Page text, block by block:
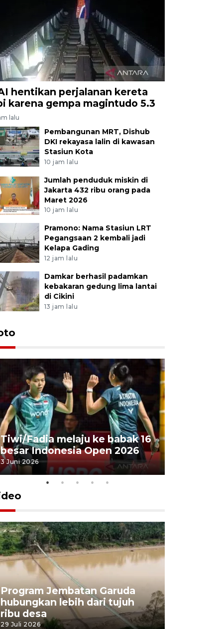
hentikan perjalanan kereta
karena gempa magintudo 5.3
lalu
Pembangunan MRT, Dishub
DKI rekayasa lalin di kawasan
Stasiun Kota
10 jam lalu
Jumlah penduduk miskin di
Jakarta 432 ribu orang pada
Maret 2026
10 jam lalu
Pramono: Nama Stasiun LRT
Pegangsaan 2 kembali jadi
Kelapa Gading
12 jam lalu
Damkar berhasil padamkan
kebakaran gedung lima lantai
di Cikini
13 jam lalu
Tiwi/Fadia melaju ke babak 16
besar Indonesia Open 2026
3 Juni 2026
Program Jembatan Garuda
hubungkan lebih dari tujuh
ribu desa
29 Juli 2026